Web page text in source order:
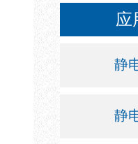
应
静
静